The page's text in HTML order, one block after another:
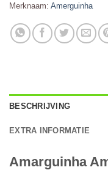
Merknaam: Amerguinha
BESCHRIJVING
EXTRA INFORMATIE
Amarguinha